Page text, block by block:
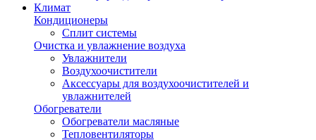
Климат
Кондиционеры
Сплит системы
Очистка и увлажнение воздуха
Увлажнители
Воздухоочистители
Аксессуары для воздухоочистителей и
увлажнителей
Обогреватели
Обогреватели масляные
Тепловентиляторы